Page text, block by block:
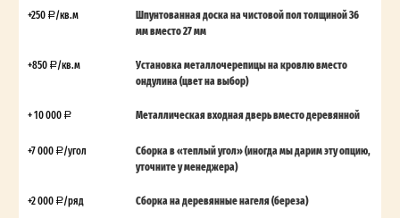
+250 /кв.м
Шпунтованная доска на чистовой пол толщиной 36
мм вместо 27 мм
+850 /кв.м
Установка металлочерепицы на кровлю вместо
ондулина (цвет на выбор)
+ 10 000 Металлическая входная дверь вместо деревянной
+7 000 /угол
Сборка в «теплый угол» (иногда мы дарим эту опцию,
уточните у менеджера)
+2 000 /ряд Сборка на деревянные нагеля (береза)